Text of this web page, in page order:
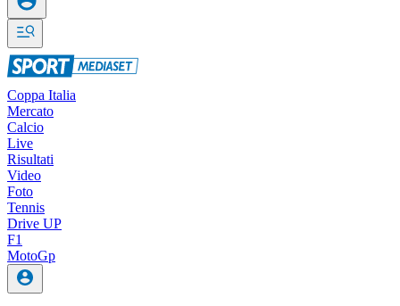
Coppa Italia
Mercato
Calcio
Live
Risultati
Video
Foto
Tennis
Drive UP
F1
MotoGp